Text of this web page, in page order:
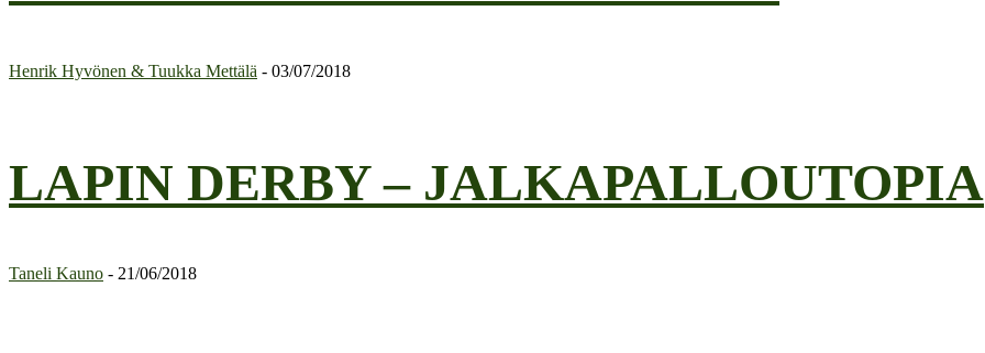
Henrik Hyvönen & Tuukka Mettälä - 03/07/2018
LAPIN DERBY – JALKAPALLOUTOPIA
Taneli Kauno - 21/06/2018